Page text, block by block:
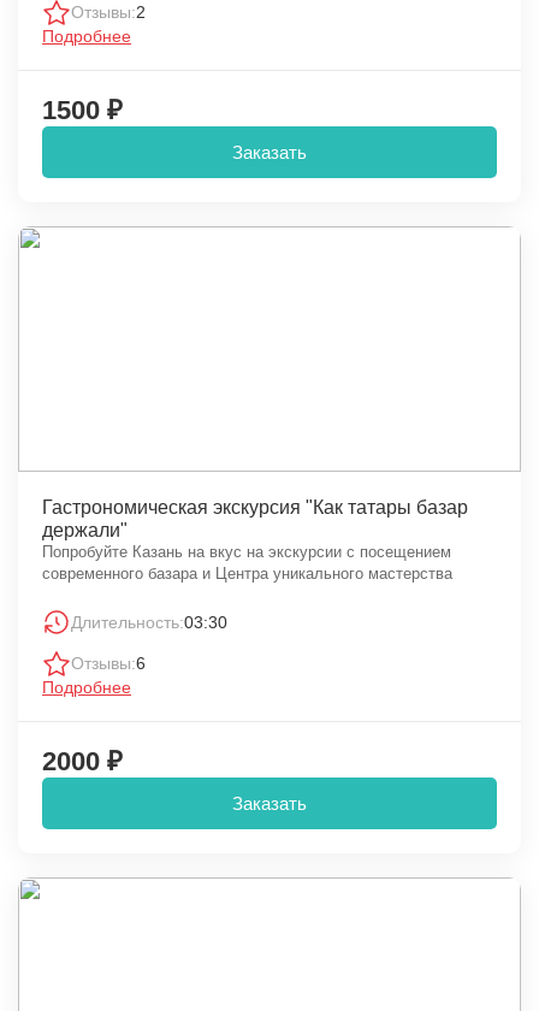
Отзывы:2
Подробнее
1500 ₽
Заказать
Гастрономическая экскурсия "Как татары базар
держали"
Попробуйте Казань на вкус на экскурсии с посещением
современного базара и Центра уникального мастерства
Длительность:03:30
Отзывы:6
Подробнее
2000 ₽
Заказать